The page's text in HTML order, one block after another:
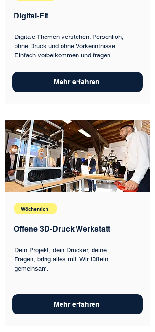
Digital-Fit
Digitale Themen verstehen. Persönlich,
ohne Druck und ohne Vorkenntnisse.
Einfach vorbeikommen und fragen.
Mehr erfahren
Wöchentich
Offene 3D-Druck Werkstatt
Dein Projekt, dein Drucker, deine
Fragen, bring alles mit. Wir tüfteln
gemeinsam.
Mehr erfahren